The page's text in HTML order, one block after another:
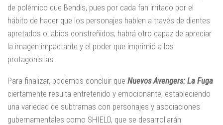
de polémico que Bendis, pues por cada fan irritado por el
hábito de hacer que los personajes hablen a través de dientes
apretados o labios constreñidos, habrá otro capaz de apreciar
la imagen impactante y el poder que imprimió a los
protagonistas.
Para finalizar, podemos concluir que Nuevos Avengers: La Fuga
ciertamente resulta entretenido y emocionante, estableciendo
una variedad de subtramas con personajes y asociaciones
gubernamentales como SHIELD, que se desarrollarán